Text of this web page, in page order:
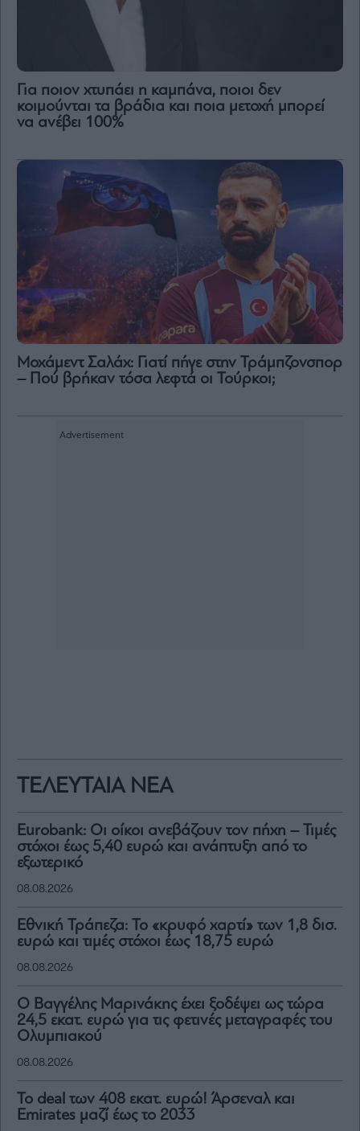
ΤΕΛΕΥΤΑΙΑ ΝΕΑ
Eurobank: Οι οίκοι ανεβάζουν τον πήχη – Τιμές
στόχοι έως 5,40 ευρώ και ανάπτυξη από το
εξωτερικό
08.08.2026
Εθνική Τράπεζα: Το «κρυφό χαρτί» των 1,8 δισ.
ευρώ και τιμές στόχοι έως 18,75 ευρώ
08.08.2026
Ο Βαγγέλης Μαρινάκης έχει ξοδέψει ως τώρα
24,5 εκατ. ευρώ για τις φετινές μεταγραφές του
Ολυμπιακού
08.08.2026
To deal των 408 εκατ. ευρώ! Άρσεναλ και
Emirates μαζί έως το 2033
Για ποιον χτυπάει η καμπάνα, ποιοι δεν
κοιμούνται τα βράδια και ποια μετοχή μπορεί
να ανέβει 100%
Μοχάμεντ Σαλάχ: Γιατί πήγε στην Τράμπζονσπορ
– Πού βρήκαν τόσα λεφτά οι Τούρκοι;